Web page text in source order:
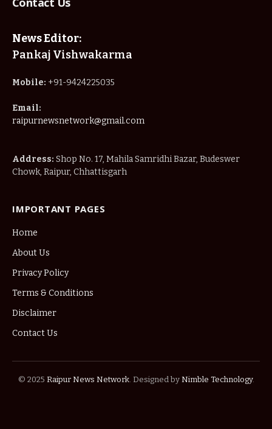
News Editor:
Pankaj Vishwakarma
Mobile: +91-9424225035
Email:
raipurnewsnetwork@gmail.com
Address: Shop No. 17, Mahila Samridhi Bazar, Budeswer
Chowk, Raipur, Chhattisgarh
IMPORTANT PAGES
Home
About Us
Privacy Policy
Terms & Conditions
Disclaimer
Contact Us
© 2025 Raipur News Network. Designed by Nimble Technology.